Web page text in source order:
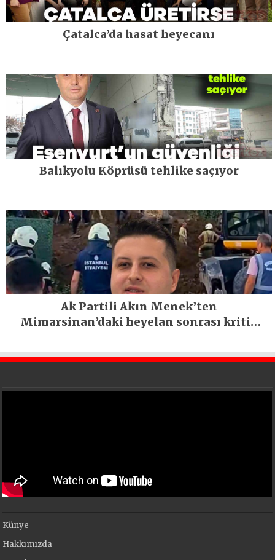
Çatalca’da hasat heyecanı
Balıkyolu Köprüsü tehlike saçıyor
Ak Partili Akın Menek’ten
Mimarsinan’daki heyelan sonrası kritik
Künye
Hakkımızda